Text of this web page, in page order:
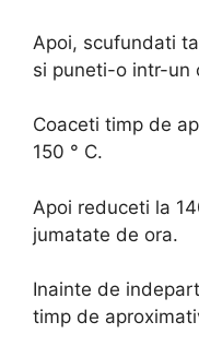
Apoi, scufundati
si puneti-o intr-un
Coaceti timp de
150 ° C.
Apoi reduceti la
jumatate de ora.
Inainte de
timp de